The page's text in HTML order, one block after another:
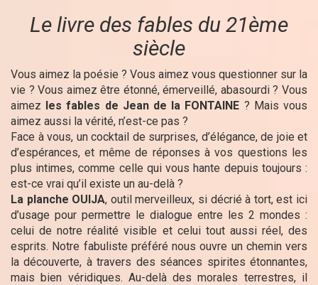
Le livre des fables du 21ème
siècle
Vous aimez la poésie ? Vous aimez vous questionner sur la
vie ? Vous aimez être étonné, émerveillé, abasourdi ? Vous
aimez les fables de Jean de la FONTAINE ? Mais vous
aimez aussi la vérité, n’est-ce pas ?
Face à vous, un cocktail de surprises, d’élégance, de joie et
d’espérances, et même de réponses à vos questions les
plus intimes, comme celle qui vous hante depuis toujours :
est-ce vrai qu’il existe un au-delà ?
La planche OUIJA, outil merveilleux, si décrié à tort, est ici
d’usage pour permettre le dialogue entre les 2 mondes :
celui de notre réalité visible et celui tout aussi réel, des
esprits. Notre fabuliste préféré nous ouvre un chemin vers
la découverte, à travers des séances spirites étonnantes,
mais bien véridiques. Au-delà des morales terrestres, il